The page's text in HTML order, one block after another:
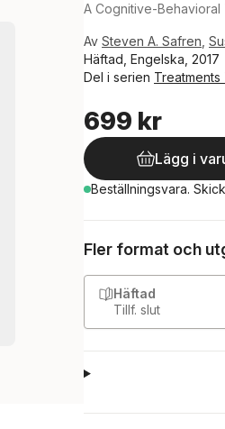
A Cognitive-
Av Steven A. Safren
Häftad, Engelska, 2017
Del i serien Treatments
699 kr
Lägg i
Beställningsvara.
Fler format och
Häftad
Tillf. slut